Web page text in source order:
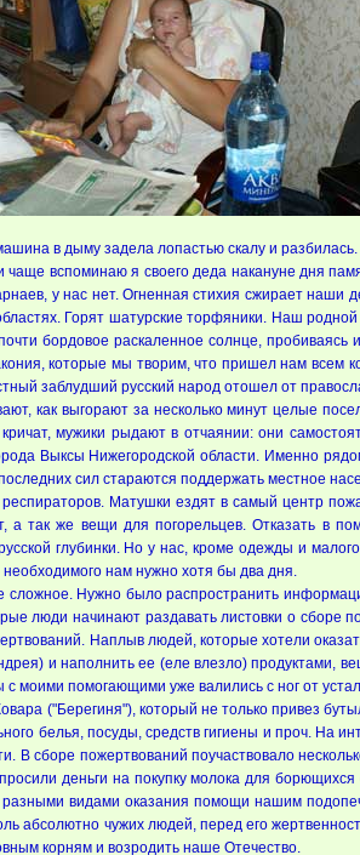
в дыму задела лопастью скалу и
чаще вспоминаю я своего деда накануне дня
у нас нет. Огненная стихия сжирает наши
Горят шатурские торфяники. Наш
бордовое раскаленное солнце,
которые мы творим, что пришел нам
заблудший русский народ отошел от
как выгорают за несколько минут целые
мужики рыдают в отчаянии: они
Выксы Нижегородской области. Именно
сил стараются поддержать местное
респираторов. Матушки ездят в самый центр
а так же вещи для погорельцев. Отказать
глубинки. Но у нас, кроме одежды и
необходимого нам нужно хотя бы два дня.
сложное. Нужно было распространить
люди начинают раздавать листовки о сборе
Наплыв людей, которые хотели
и наполнить ее (еле влезло)
моими помогающими уже валились с ног от
("Берегиня"), который не только привез
белья, посуды, средств гигиены и проч. На
В сборе пожертвований поучаствовало
деньги на покупку молока для
разными видами оказания помощи нашим
абсолютно чужих людей, перед его
корням и возродить наше Отечество.